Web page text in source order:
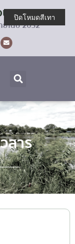
กระจก
ในปี 2032"
สาร
ปิดโหมดสีเทา